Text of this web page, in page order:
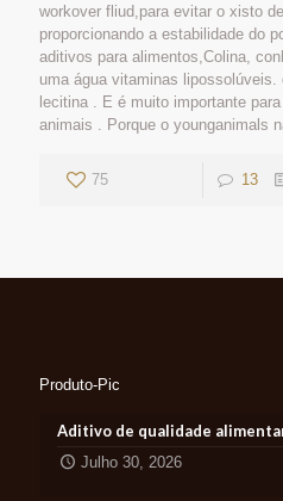
workover fliud,para evitar o xisto
proporcionando a estabilidade do
aditivos para alimentos,Colina,
uma água vitaminas
lecitina . E é muito importante
animais . Porque o younganimals
75 13
Produto-Pic
Aditivo de qualidade
Julho 30, 2026